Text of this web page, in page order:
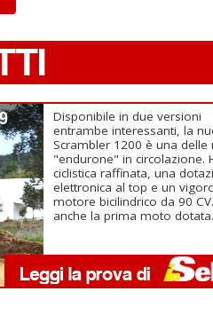
Disponibile in due versioni
entrambe interessanti, la
Scrambler 1200 è una delle
"endurone" in circolazione.
ciclistica raffinata, una
elettronica al top e un
motore bicilindrico da 90
anche la prima moto